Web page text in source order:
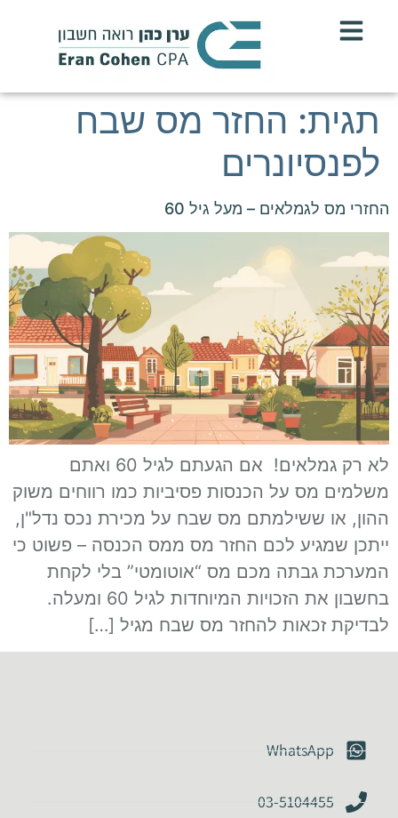
תגית: החזר מס שבח
לפנסיונרים
החזרי מס לגמלאים – מעל גיל 60
לא רק גמלאים! אם הגעתם לגיל 60 ואתם
משלמים מס על הכנסות פסיביות כמו רווחים משוק
ההון, או ששילמתם מס שבח על מכירת נכס נדל"ן,
ייתכן שמגיע לכם החזר מס ממס הכנסה – פשוט כי
המערכת גבתה מכם מס “אוטומטי” בלי לקחת
בחשבון את הזכויות המיוחדות לגיל 60 ומעלה.
לבדיקת זכאות להחזר מס שבח מגיל […]
WhatsApp
03-5104455